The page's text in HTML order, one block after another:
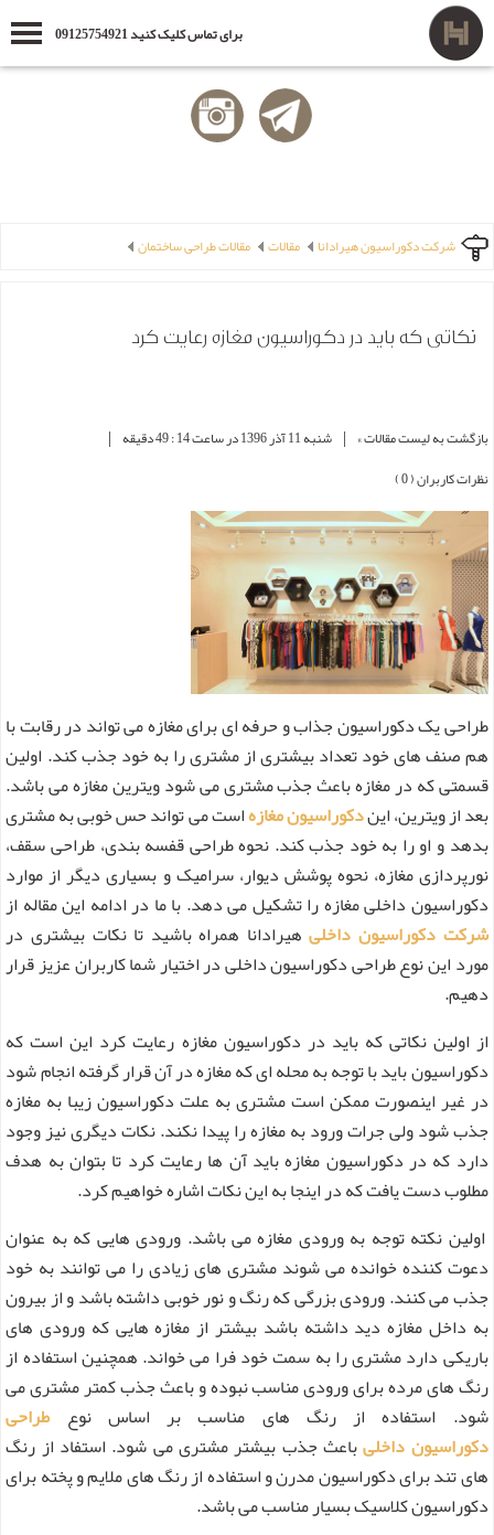
برای تماس کلیک کنید 09125754921
شرکت دکوراسیون هیرادانا مقالات مقالات طراحی ساختمان
نکاتی که باید در دکوراسیون مغازه رعایت کرد
بازگشت به لیست مقالات » | شنبه 11 آذر 1396 در ساعت 14 : 49 دقیقه |
نظرات کاربران ( 0 )
طراحی یک دکوراسیون جذاب و حرفه ای برای مغازه می تواند در رقابت با
هم صنف های خود تعداد بیشتری از مشتری را به خود جذب کند. اولین
قسمتی که در مغازه باعث جذب مشتری می شود ویترین مغازه می باشد.
بعد از ویترین، ایندکوراسیون مغازهاست می تواند حس خوبی به مشتری
بدهد و او را به خود جذب کند. نحوه طراحی قفسه بندی، طراحی سقف،
نورپردازی مغازه، نحوه پوشش دیوار، سرامیک و بسیاری دیگر از موارد
دکوراسیون داخلی مغازه را تشکیل می دهد. با ما در ادامه این مقاله از
شرکت دکوراسیون داخلیهیرادانا همراه باشید تا نکات بیشتری در
مورد این نوع طراحی دکوراسیون داخلی در اختیار شما کاربران عزیز قرار
دهیم.
از اولین نکاتی که باید در دکوراسیون مغازه رعایت کرد این است که
دکوراسیون باید با توجه به محله ای که مغازه در آن قرار گرفته انجام شود
در غیر اینصورت ممکن است مشتری به علت دکوراسیون زیبا به مغازه
جذب شود ولی جرات ورود به مغازه را پیدا نکند. نکات دیگری نیز وجود
دارد که در دکوراسیون مغازه باید آن ها رعایت کرد تا بتوان به هدف
مطلوب دست یافت که در اینجا به این نکات اشاره خواهیم کرد.
اولین نکته توجه به ورودی مغازه می باشد. ورودی هایی که به عنوان
دعوت کننده خوانده می شوند مشتری های زیادی را می توانند به خود
جذب می کنند. ورودی بزرگی که رنگ و نور خوبی داشته باشد و از بیرون
به داخل مغازه دید داشته باشد بیشتر از مغازه هایی که ورودی های
باریکی دارد مشتری را به سمت خود فرا می خواند. همچنین استفاده از
رنگ های مرده برای ورودی مناسب نبوده و باعث جذب کمتر مشتری می
شود. استفاده از رنگ های مناسب بر اساس نوعطراحی
دکوراسیونداخلیباعث جذب بیشتر مشتری می شود. استفاد از رنگ
های تند برای دکوراسیون مدرن و استفاده از رنگ های ملایم و پخته برای
دکوراسیون کلاسیک بسیار مناسب می باشد.